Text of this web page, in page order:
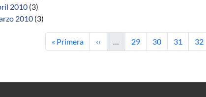
2010 (3)
2010 (3)
Primera página
« Primera Página anterior
‹‹ … Página
29 Página
30 Página
31 32